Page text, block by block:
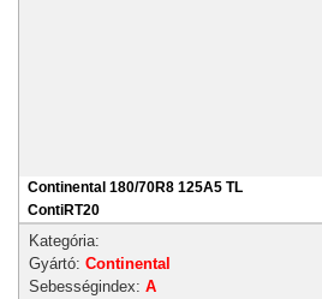
Continental 180/70R8 125A5 TL
ContiRT20
Kategória:
Gyártó: Continental
Sebességindex: A